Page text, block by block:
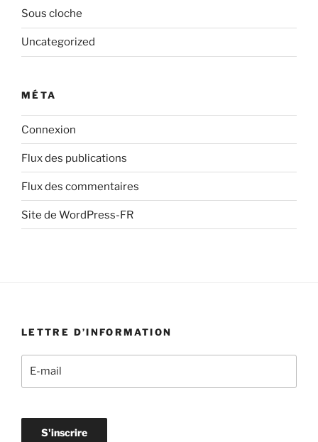
Sous cloche
Uncategorized
MÉTA
Connexion
Flux des publications
Flux des commentaires
Site de WordPress-FR
LETTRE D’INFORMATION